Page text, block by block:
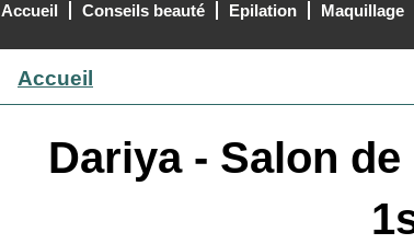
MENU PRINCIPAL
Accueil Conseils beauté Epilation Maquillage
Accueil
Dariya - Salon